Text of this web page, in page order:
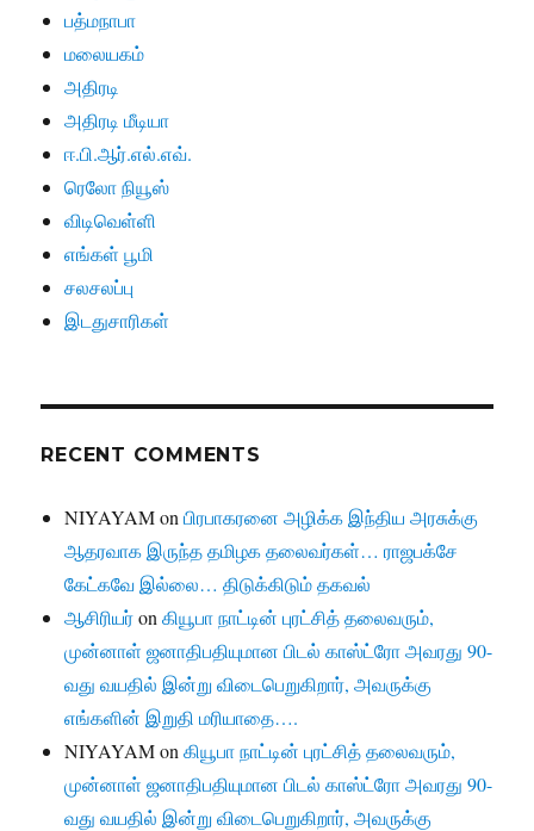
பத்மநாபா
மலையகம்
அதிரடி
அதிரடி மீடியா
ஈ.பி.ஆர்.எல்.எவ்.
ரெலோ நியூஸ்
விடிவெள்ளி
எங்கள் பூமி
சலசலப்பு
இடதுசாரிகள்
RECENT COMMENTS
NIYAYAMonபிரபாகரனை அழிக்க இந்திய அரசுக்கு
ஆதரவாக இருந்த தமிழக தலைவர்கள்… ராஜபக்சே
கேட்கவே இல்லை… திடுக்கிடும் தகவல்
ஆசிரியர்onகியூபா நாட்டின் புரட்சித் தலைவரும்,
முன்னாள் ஜனாதிபதியுமான பிடல் காஸ்ட்ரோ அவரது 90-
வது வயதில் இன்று விடைபெறுகிறார், அவருக்கு
எங்களின் இறுதி மரியாதை….
NIYAYAMonகியூபா நாட்டின் புரட்சித் தலைவரும்,
முன்னாள் ஜனாதிபதியுமான பிடல் காஸ்ட்ரோ அவரது 90-
வது வயதில் இன்று விடைபெறுகிறார், அவருக்கு